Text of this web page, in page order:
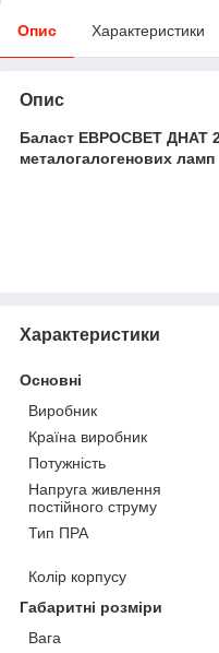
Опис Характеристики
Опис
Баласт ЕВРОСВЕТ ДНАТ
металогалогенових ламп
Характеристики
Основні
Виробник
Країна виробник
Потужність
Напруга живлення
постійного струму
Тип ПРА
Колір корпусу
Габаритні розміри
Вага